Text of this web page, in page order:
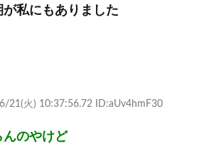
私にもありました
21(火) 10:37:56.72 ID:aUv4hmF30
んのやけど